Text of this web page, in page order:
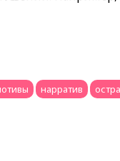
нарратив